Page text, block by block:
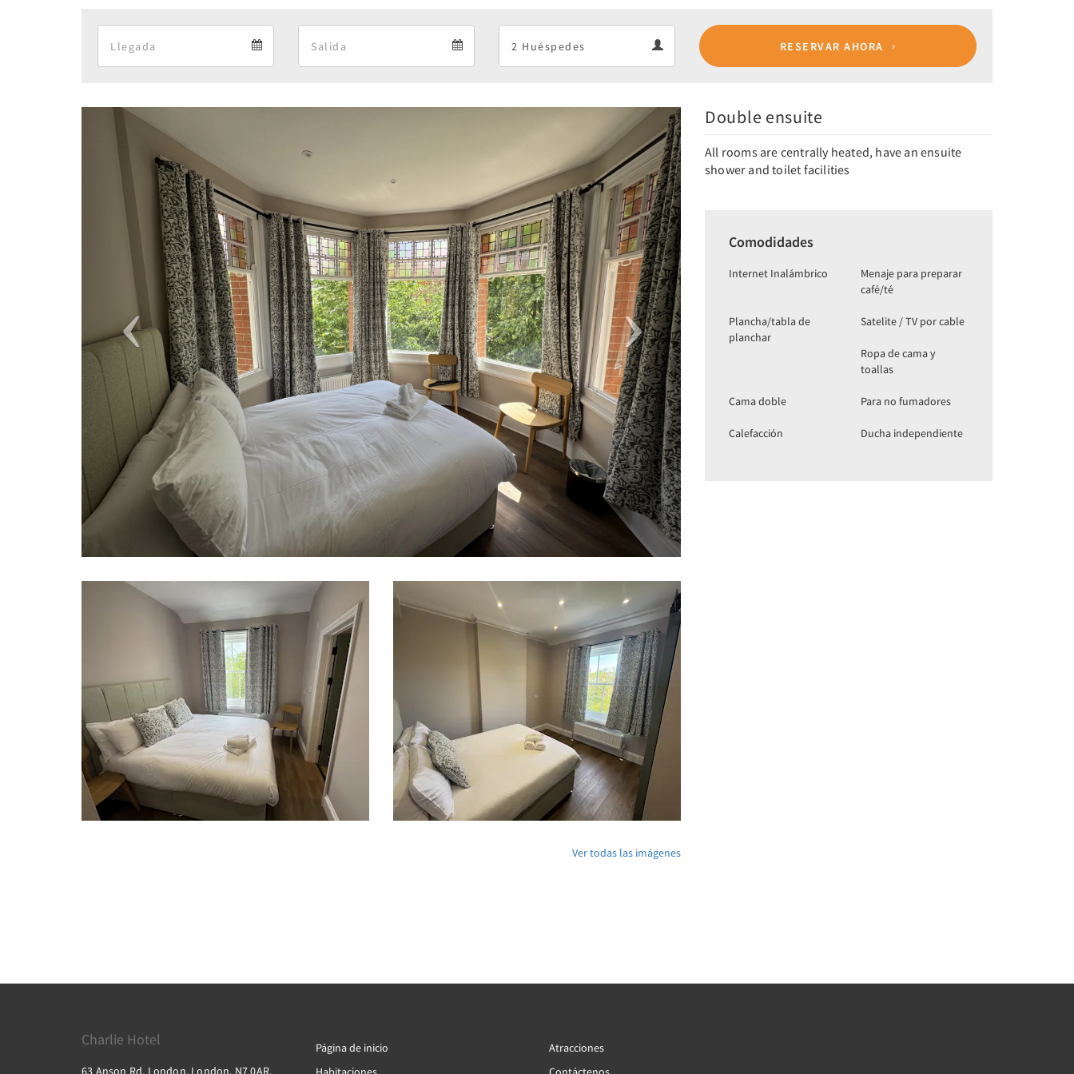
RESERVAR AHORA
Previous Next
Ver todas las imágenes
Double ensuite
All rooms are centrally heated, have an ensuite
shower and toilet facilities
Comodidades
Internet Inalámbrico
Menaje para preparar
café/té
Plancha/tabla de
planchar
Satelite / TV por cable
Ropa de cama y
toallas
Cama doble Para no fumadores
Calefacción Ducha independiente
Charlie Hotel
63 Anson Rd, London, London, N7 0AR,
Página de inicio
Atracciones